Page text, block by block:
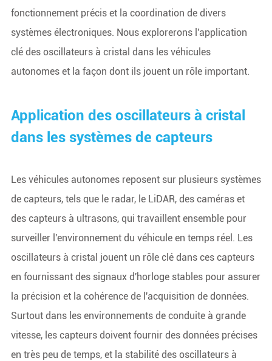
fonctionnement précis et la coordination de divers
systèmes électroniques. Nous explorerons l'application
clé des oscillateurs à cristal dans les véhicules
autonomes et la façon dont ils jouent un rôle important.
Application des oscillateurs à cristal
dans les systèmes de capteurs
Les véhicules autonomes reposent sur plusieurs systèmes
de capteurs, tels que le radar, le LiDAR, des caméras et
des capteurs à ultrasons, qui travaillent ensemble pour
surveiller l'environnement du véhicule en temps réel. Les
oscillateurs à cristal jouent un rôle clé dans ces capteurs
en fournissant des signaux d'horloge stables pour assurer
la précision et la cohérence de l'acquisition de données.
Surtout dans les environnements de conduite à grande
vitesse, les capteurs doivent fournir des données précises
en très peu de temps, et la stabilité des oscillateurs à